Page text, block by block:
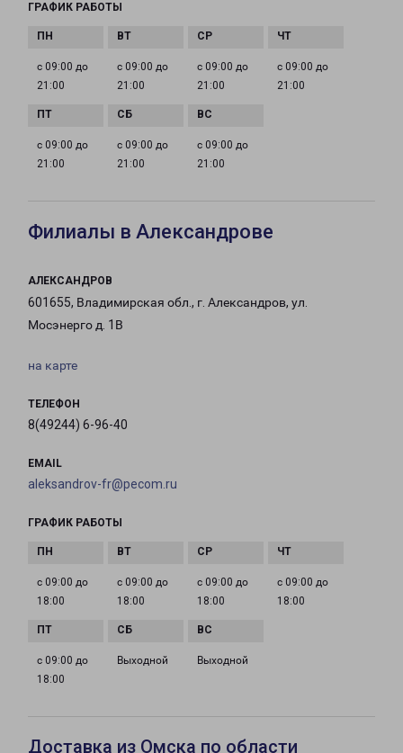
ГРАФИК РАБОТЫ
с 09:00 до
21:00
с 09:00 до
21:00
с 09:00 до
21:00
с 09:00 до
21:00
с 09:00 до
21:00
с 09:00 до
21:00
с 09:00 до
21:00
Филиалы в Александрове
АЛЕКСАНДРОВ
601655, Владимирская обл., г. Александров, ул.
Мосэнерго д. 1В
на карте
ТЕЛЕФОН
8(49244) 6-96-40
EMAIL
aleksandrov-fr@pecom.ru
ГРАФИК РАБОТЫ
с 09:00 до
18:00
с 09:00 до
18:00
с 09:00 до
18:00
с 09:00 до
18:00
с 09:00 до
18:00
Выходной Выходной
Доставка из Омска по области